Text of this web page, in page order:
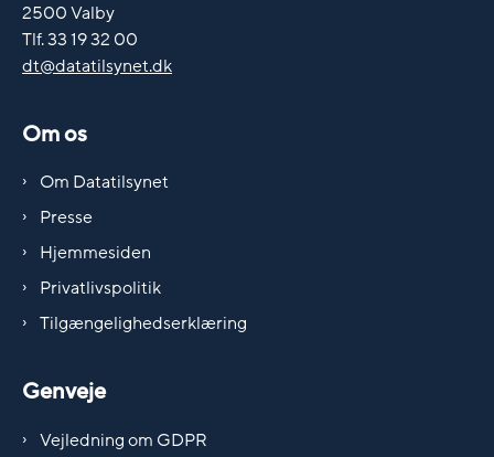
2500 Valby
Tlf. 33 19 32 00
dt@datatilsynet.dk
Om os
Om Datatilsynet
Presse
Hjemmesiden
Privatlivspolitik
Tilgængelighedserklæring
Genveje
Vejledning om GDPR